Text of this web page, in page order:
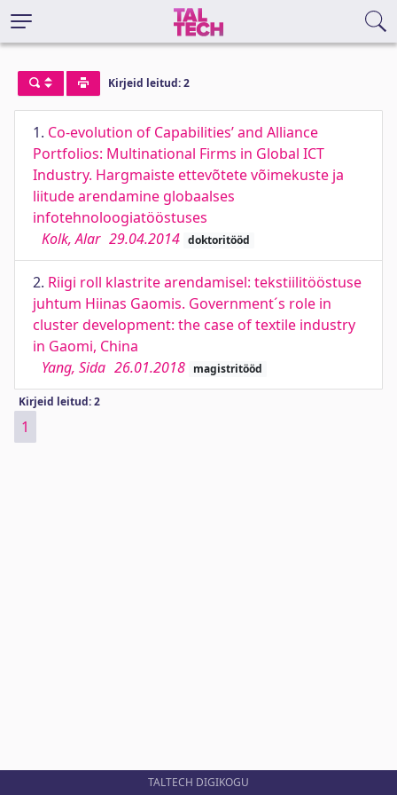
Kirjeid leitud: 2
1. Co-evolution of Capabilities’ and Alliance
Portfolios: Multinational Firms in Global ICT
Industry. Hargmaiste ettevõtete võimekuste ja
liitude arendamine globaalses
infotehnoloogiatööstuses
Kolk, Alar 29.04.2014 doktoritööd
2. Riigi roll klastrite arendamisel: tekstiilitööstuse
juhtum Hiinas Gaomis. Government´s role in
cluster development: the case of textile industry
in Gaomi, China
Yang, Sida 26.01.2018 magistritööd
Kirjeid leitud: 2
1
TALTECH DIGIKOGU